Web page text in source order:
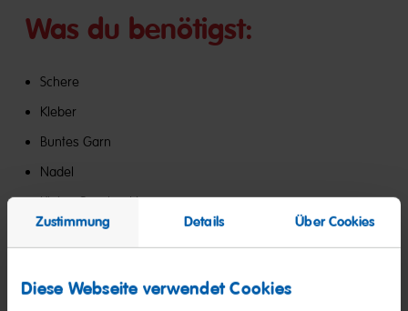
Zustimmung Details Über Cookies
Diese Webseite verwendet Cookies
Was du benötigst:
Schere
Kleber
Buntes Garn
Nadel
Kleine Geschenkbox
So geht's: